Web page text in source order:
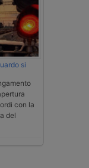
si
con la
del